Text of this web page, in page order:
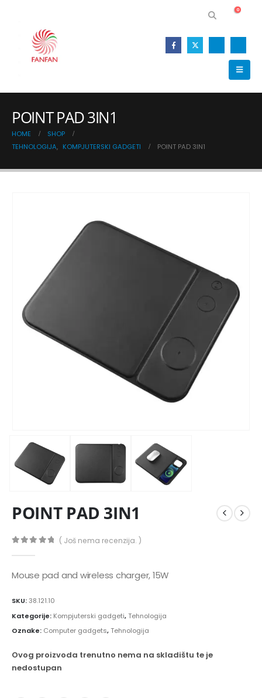
0
POINT PAD 3IN1
HOME
SHOP
TEHNOLOGIJA, KOMPJUTERSKI GADGETI POINT PAD 3IN1
POINT PAD 3IN1
( Još nema recenzija. )
Mouse pad and wireless charger, 15W
SKU:38.121.10
Kategorije: Kompjuterski gadgeti,Tehnologija
Oznake: Computer gadgets,Tehnologija
Ovog proizvoda trenutno nema na skladištu te je
nedostupan